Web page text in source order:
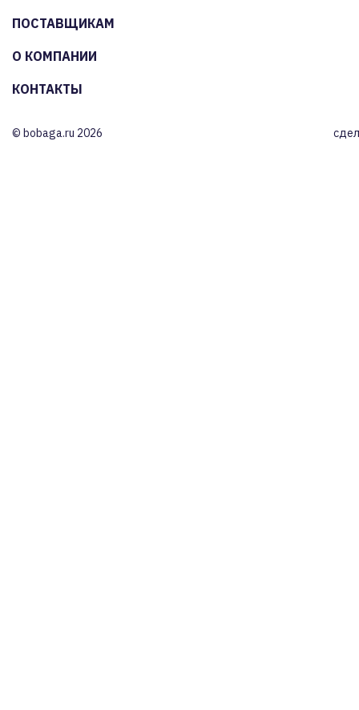
ПОСТАВЩИКАМ
О КОМПАНИИ
КОНТАКТЫ
© bobaga.ru 2026